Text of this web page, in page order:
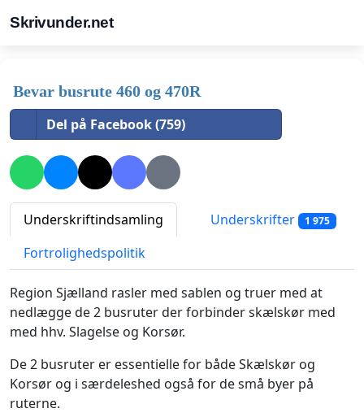
Skrivunder.net
Bevar busrute 460 og 470R
Del på Facebook (759)
Underskriftindsamling Underskrifter 1 975
Fortrolighedspolitik
Region Sjælland rasler med sablen og truer med at
nedlægge de 2 busruter der forbinder skælskør med
med hhv. Slagelse og Korsør.
De 2 busruter er essentielle for både Skælskør og
Korsør og i særdeleshed også for de små byer på
ruterne.